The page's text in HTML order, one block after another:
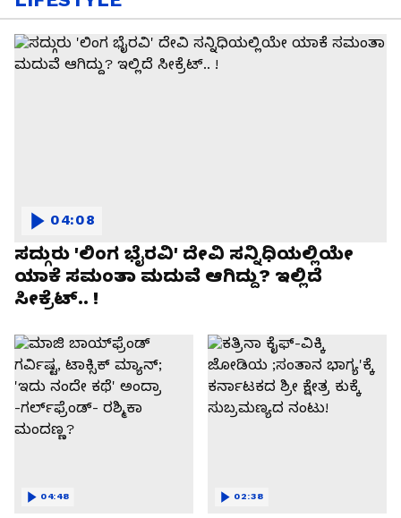
ಸದ್ಗುರು 'ಲಿಂಗ ಭೈರವಿ' ದೇವಿ ಸನ್ನಿಧಿಯಲ್ಲಿಯೇ
ಯಾಕೆ ಸಮಂತಾ ಮದುವೆ ಆಗಿದ್ದು? ಇಲ್ಲಿದೆ
ಸೀಕ್ರೆಟ್.. !
04:08
04:48 02:38